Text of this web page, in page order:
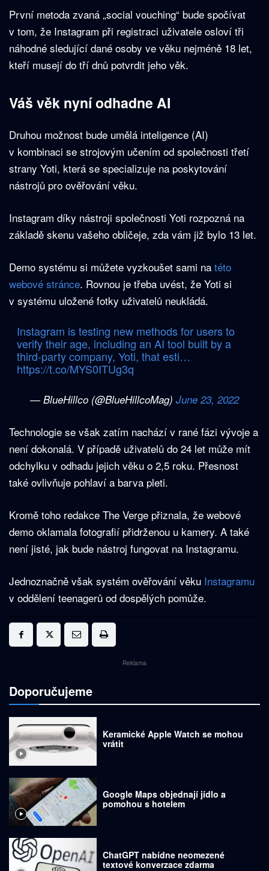
První metoda zvaná „social vouching“ bude spočívat
v tom, že Instagram při registraci uživatele osloví tři
náhodné sledující dané osoby ve věku nejméně 18 let,
kteří musejí do tří dnů potvrdit jeho věk.
Váš věk nyní odhadne AI
Druhou možnost bude umělá inteligence (AI)
v kombinaci se strojovým učením od společnosti třetí
strany Yoti, která se specializuje na poskytování
nástrojů pro ověřování věku.
Instagram díky nástroji společnosti Yoti rozpozná na
základě skenu vašeho obličeje, zda vám již bylo 13 let.
Demo systému si můžete vyzkoušet sami na této
webové stránce. Rovnou je třeba uvést, že Yoti si
v systému uložené fotky uživatelů neukládá.
Instagram is testing new methods for users to
verify their age, including an AI tool built by a
third-party company, Yoti, that esti…
https://t.co/MYS0ITUg3q
— BlueHillco (@BlueHillcoMag) June 23, 2022
Technologie se však zatím nachází v rané fázi vývoje a
není dokonalá. V případě uživatelů do 24 let může mít
odchylku v odhadu jejich věku o 2,5 roku. Přesnost
také ovlivňuje pohlaví a barva pleti.
Kromě toho redakce The Verge přiznala, že webové
demo oklamala fotografií přidrženou u kamery. A také
není jisté, jak bude nástroj fungovat na Instagramu.
Jednoznačně však systém ověřování věku Instagramu
v oddělení teenagerů od dospělých pomůže.
Reklama
Doporučujeme
Keramické Apple Watch se mohou
vrátit
Google Maps objednají jídlo a
pomohou s hotelem
ChatGPT nabídne neomezené
textové konverzace zdarma